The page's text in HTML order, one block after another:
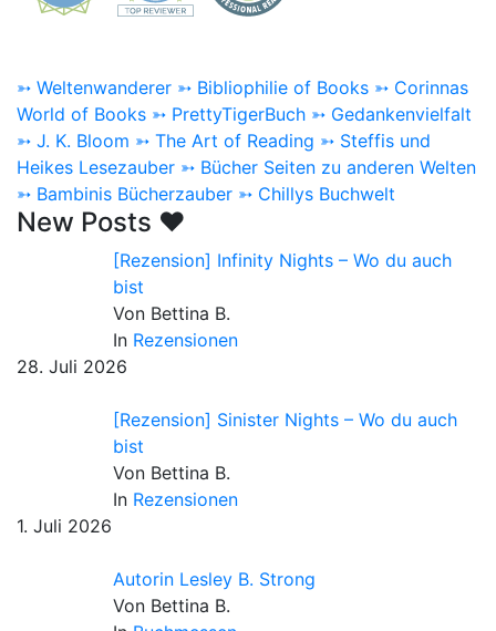
➳ Weltenwanderer ➳ Bibliophilie of Books ➳ Corinnas
World of Books ➳ PrettyTigerBuch ➳ Gedankenvielfalt
➳ J. K. Bloom ➳ The Art of Reading ➳ Steffis und
Heikes Lesezauber ➳ Bücher Seiten zu anderen Welten
➳ Bambinis Bücherzauber ➳ Chillys Buchwelt
New Posts ♥
[Rezension] Infinity Nights – Wo du auch
bist
Von Bettina B.
In Rezensionen
28. Juli 2026
[Rezension] Sinister Nights – Wo du auch
bist
Von Bettina B.
In Rezensionen
1. Juli 2026
Autorin Lesley B. Strong
Von Bettina B.